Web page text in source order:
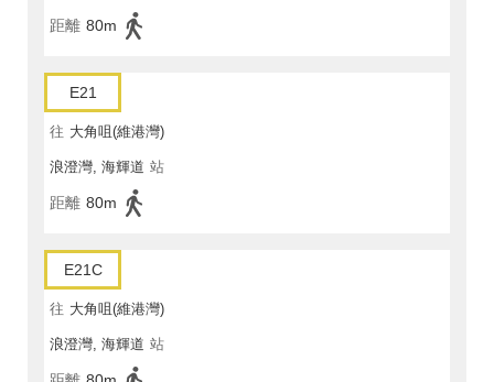
距離 80m
E21
往 大角咀(維港灣)
浪澄灣, 海輝道 站
距離 80m
E21C
往 大角咀(維港灣)
浪澄灣, 海輝道 站